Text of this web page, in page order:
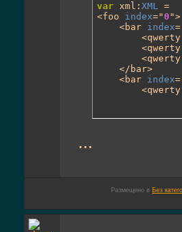
var xml: XML =
<foo index="0 ">
	<bar
index
	<bar
index
...
Размещено в Без